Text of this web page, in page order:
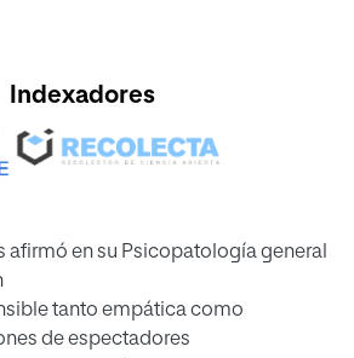
Indexadores
afirmó en su Psicopatología general
tanto empática como
de espectadores